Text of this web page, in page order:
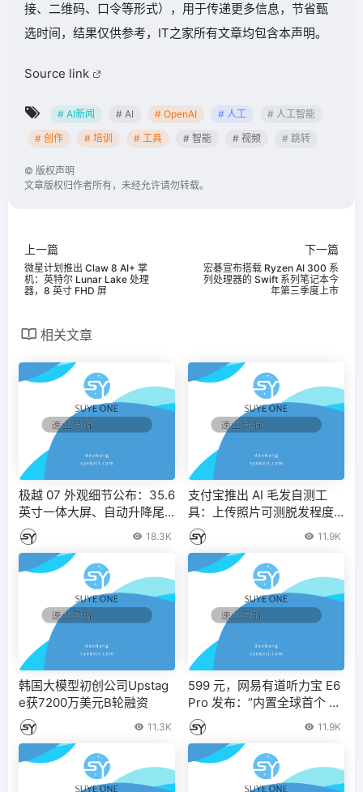
接、二维码、口令等形式），用于传递更多信息，节省甄
选时间，结果仅供参考，IT之家所有文章均包含本声明。
Source link
# AI新闻 # AI # OpenAI # 人工
# 人工智能
# 创作
# 培训 # 工具 # 智能 # 视频 # 跳转
© 版权声明
文章版权归作者所有，未经允许请勿转载。
上一篇
微星计划推出 Claw 8 AI+ 掌
机：英特尔 Lunar Lake 处理
器，8 英寸 FHD 屏
下一篇
宏碁宣布搭载 Ryzen AI 300 系
列处理器的 Swift 系列笔记本今
年第三季度上市
相关文章
极越 07 外观细节公布：35.6
英寸一体大屏、自动升降尾
翼，定位 C 级纯电 AI 智驾轿
车
18.3K
支付宝推出 AI 毛发自测工
具：上传照片可测脱发程度 –
IT之家
11.9K
韩国大模型初创公司Upstag
e获7200万美元B轮融资
11.3K
599 元，网易有道听力宝 E6
Pro 发布：“内置全球首个 AI
口语教练 Hi Echo 终身免费
使用”
11.9K